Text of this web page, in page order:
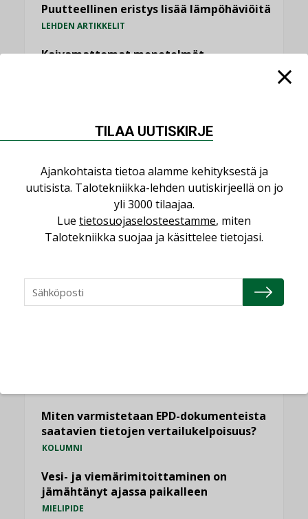
Puutteellinen eristys lisää lämpöhäviöitä
LEHDEN ARTIKKELIT
Kaivamattomat menetelmät
KATSO KAIKKI
NÄKÖKULMIA
KOLUMNI
Sähköistäminen säästää euroja
Miten varmistetaan EPD-dokumenteista
saatavien tietojen vertailukelpoisuus?
KOLUMNI
Vesi- ja viemärimitoittaminen on
jämähtänyt ajassa paikalleen
MIELIPIDE
TILAA UUTISKIRJE
Ajankohtaista tietoa alamme kehityksestä ja
uutisista. Talotekniikka-lehden uutiskirjeellä on jo
yli 3000 tilaajaa.
Lue tietosuojaselosteestamme, miten
Talotekniikka suojaa ja käsittelee tietojasi.